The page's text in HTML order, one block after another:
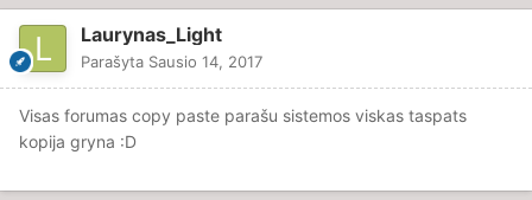
Laurynas_Light
Parašyta Sausio 14, 2017
Visas forumas copy paste parašu sistemos viskas taspats
kopija gryna :D